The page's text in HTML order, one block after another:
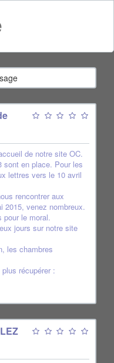
de notre site OC.
sont en place. Pour les
lettres vers le 10 avril
rencontrer aux
2015, venez nombreux.
pour le moral.
jours sur notre site
les chambres
récupérer :